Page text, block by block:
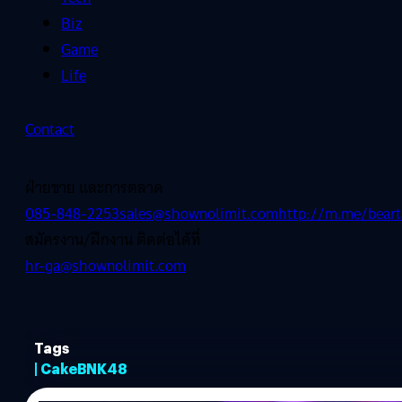
Biz
Game
Life
Contact
ฝ่ายขาย และการตลาด
085-848-2253sales@shownolimit.comhttp://m.me/
สมัครงาน/ฝึกงาน ติดต่อได้ที่
hr-ga@shownolimit.com
Tags
| CakeBNK48